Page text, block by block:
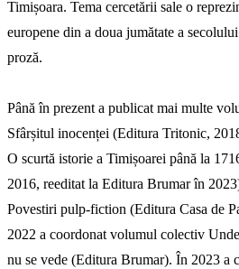
Timișoara. Tema cercetării sale o
europene din a doua jumătate a
proză.
Până în prezent a publicat mai multe
Sfârșitul inocenței (Editura Tritonic,
O scurtă istorie a Timișoarei până la
2016, reeditat la Editura Brumar în
Povestiri pulp-fiction (Editura Casa de
2022 a coordonat volumul colectiv
nu se vede (Editura Brumar). În 2023 a